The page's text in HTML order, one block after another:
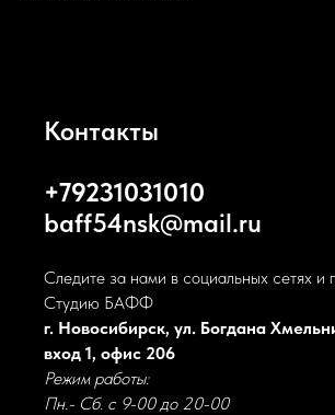
Контакты
+79231031010
baff54nsk@mail.ru
Следите за нами в социальных сетях и
Студию БАФФ
г. Новосибирск, ул. Богдана
вход 1, офис 206
Режим работы:
Пн.- Сб. с 9-00 до 20-00